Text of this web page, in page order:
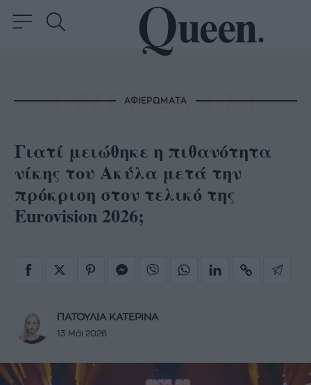
ΑΦΙΕΡΩΜΑΤΑ
Γιατί μειώθηκε η πιθανότητα
νίκης του Ακύλα μετά την
πρόκριση στον τελικό της
Eurovision 2026;
ΠΑΤΟΥΛΙΑ ΚΑΤΕΡΙΝΑ
13 Μάι 2026